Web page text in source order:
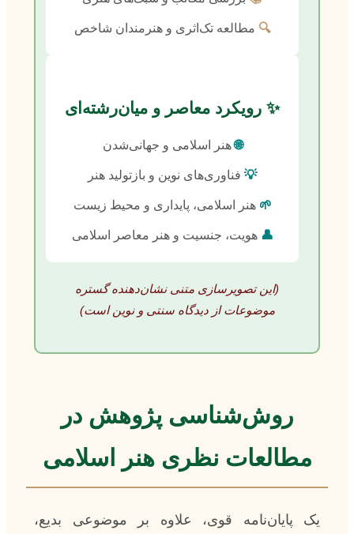
🔍 مطالعه تک‌اثری و هنرمندان شاخص
✨ رویکرد معاصر و میان‌رشته‌ای
🌐هنر اسلامی و جهانی‌شدن
💡 فناوری‌های نوین و بازتولید هنر
🌱 هنر اسلامی، پایداری و محیط زیست
👤 هویت، جنسیت و هنر معاصر اسلامی
(این تصویرسازی متنی نشان‌دهنده گستره
موضوعات از دیدگاه سنتی و نوین است)
روش‌شناسی پژوهش در
مطالعات نظری هنر اسلامی
یک پایان‌نامه قوی، علاوه بر موضوعی بدیع،